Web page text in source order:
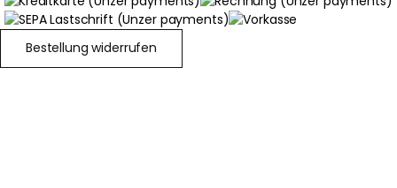
Bestellung widerrufen